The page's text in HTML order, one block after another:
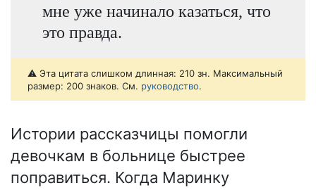
мне уже начинало казаться, что
это правда.
⚠️ Эта цитата слишком длинная: 210 зн. Максимальный
размер: 200 знаков. См. руководство.
Истории рассказчицы помогли
девочкам в больнице быстрее
поправиться. Когда Маринку